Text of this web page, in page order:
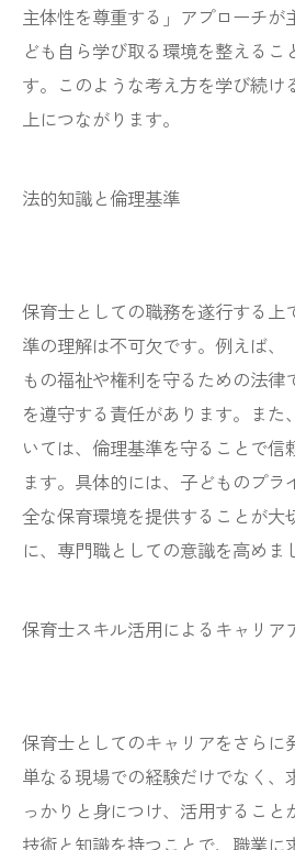
主体性を尊重する」アプローチが
ども自ら学び取る環境を整えるこ
す。このような考え方を学び続け
上につながります。
法的知識と倫理基準
保育士としての職務を遂行する上
準の理解は不可欠です。例えば、
もの福祉や権利を守るための法律
を遵守する責任があります。また
いては、倫理基準を守ることで信
ます。具体的には、子どものプ
全な保育環境を提供することが大
に、専門職としての意識を高めま
保育士スキル活用によるキャリア
保育士としてのキャリアをさらに
単なる現場での経験だけでなく、
っかりと身につけ、活用すること
技術と知識を持つことで、職業に